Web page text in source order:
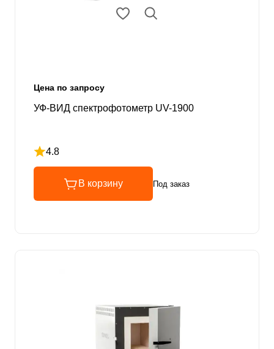
Цена по запросу
УФ-ВИД спектрофотометр UV-1900
4.8
Рейтинг 4.8 из 5
В корзину Под заказ